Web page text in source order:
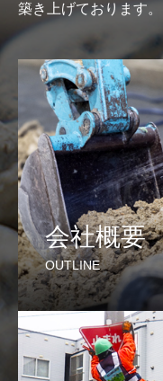
築き上げております。
会社概要
OUTLINE